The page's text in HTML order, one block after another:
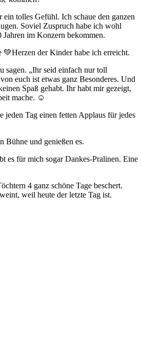
ein tolles Gefühl. Ich schaue den ganzen
Soviel Zuspruch habe ich wohl
im Konzern bekommen.
💚Herzen der Kinder habe ich erreicht.
sagen. „Ihr seid einfach nur toll
euch ist etwas ganz Besonderes. Und
Spaß gehabt. Ihr habt mir gezeigt,
mache. ☺️
jeden Tag einen fetten Applaus für jedes
Bühne und genießen es.
es für mich sogar Dankes-Pralinen. Eine
4 ganz schöne Tage beschert.
weil heute der letzte Tag ist.